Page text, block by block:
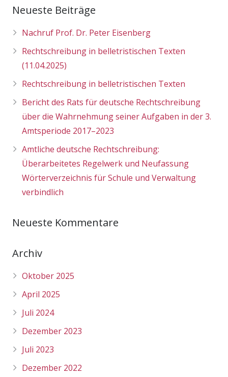
Neueste Beiträge
Nachruf Prof. Dr. Peter Eisenberg
Rechtschreibung in belletristischen Texten
(11.04.2025)
Rechtschreibung in belletristischen Texten
Bericht des Rats für deutsche Rechtschreibung
über die Wahrnehmung seiner Aufgaben in der 3.
Amtsperiode 2017–2023
Amtliche deutsche Rechtschreibung:
Überarbeitetes Regelwerk und Neufassung
Wörterverzeichnis für Schule und Verwaltung
verbindlich
Neueste Kommentare
Archiv
Oktober 2025
April 2025
Juli 2024
Dezember 2023
Juli 2023
Dezember 2022